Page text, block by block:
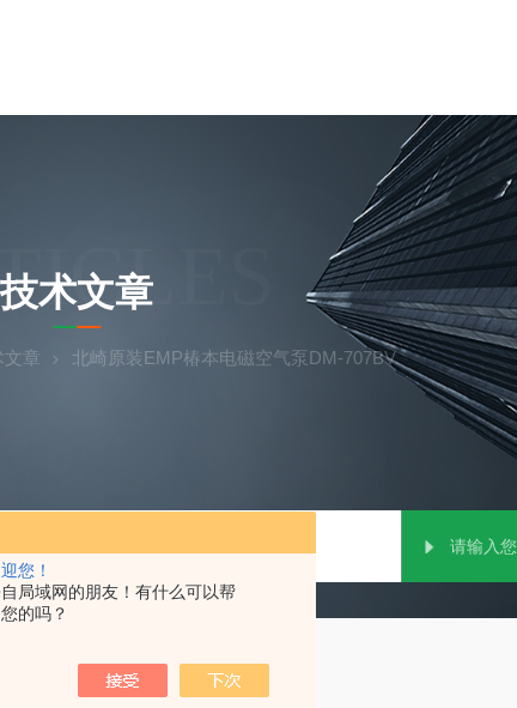
您！
局域网的朋友！有什么可以帮
的吗？
技术文章
章 北崎原装EMP椿本电磁空气泵DM-707BV